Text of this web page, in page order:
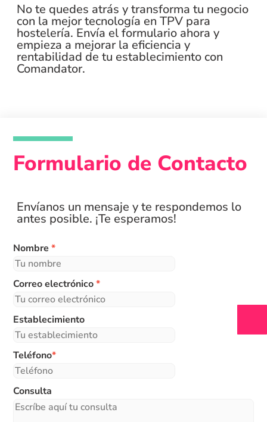
No te quedes atrás y transforma tu negocio
con la mejor tecnología en TPV para
hostelería. Envía el formulario ahora y
empieza a mejorar la eficiencia y
rentabilidad de tu establecimiento con
Comandator.
Formulario de Contacto
Envíanos un mensaje y te respondemos lo
antes posible. ¡Te esperamos!
Nombre*
Correo electrónico*
Establecimiento
Teléfono*
Consulta